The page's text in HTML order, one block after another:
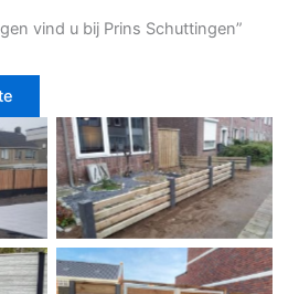
vind u bij Prins Schuttingen”
Tuinhek voortuin